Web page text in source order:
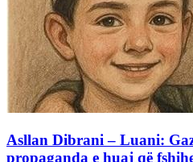
Asllan Dibrani – Luani:
propaganda e huaj që